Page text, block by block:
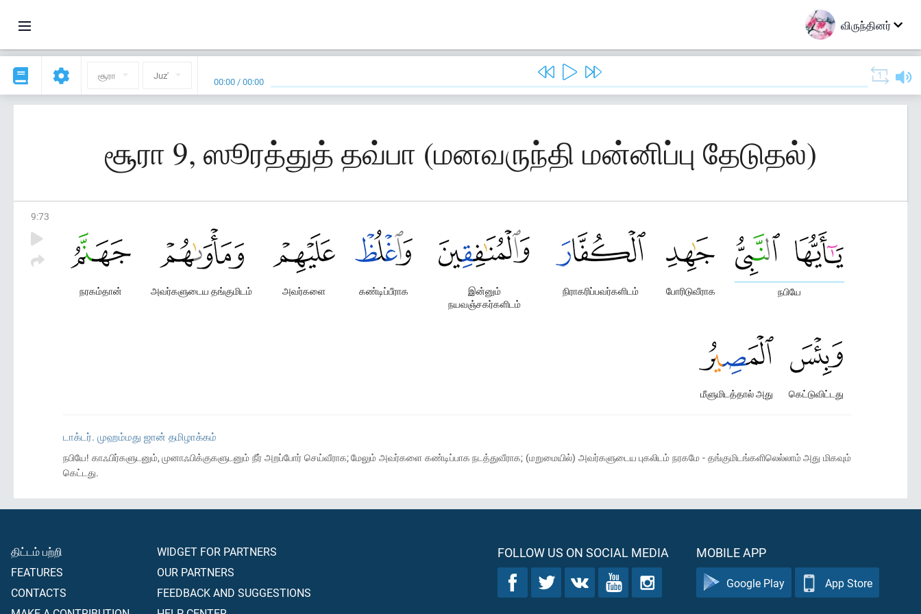
விருந்தினர்
சூரா Juz' 00:00 /00:00
சூரா 9, ஸூரத்துத் தவ்பா (மனவருந்தி மன்னிப்பு தேடுதல்)
9:73
நபியே
போரிடுவீராக
நிராகரிப்பவர்களிடம்
இன்னும்
நயவஞ்சகர்களிடம்
கண்டிப்பீராக
அவர்களை
அவர்களுடைய தங்குமிடம்
நரகம்தான்
கெட்டுவிட்டது
மீளுமிடத்தால் அது
டாக்டர். முஹம்மது ஜான் தமிழாக்கம்
நபியே! காஃபிர்களுடனும், முனாஃபிக்குகளுடனும் நீர் அறப்போர் செய்வீராக; மேலும் அவர்களை கண்டிப்பாக நடத்துவீராக; (மறுமையில்) அவர்களுடைய புகலிடம் நரகமே - தங்குமிடங்களிலெல்லாம் அது மிகவும்
கெட்டது.
திட்டம் பற்றி
FEATURES
CONTACTS
WIDGET FOR PARTNERS
OUR PARTNERS
FEEDBACK AND SUGGESTIONS
FOLLOW US ON SOCIAL MEDIA MOBILE APP
Google Play App Store